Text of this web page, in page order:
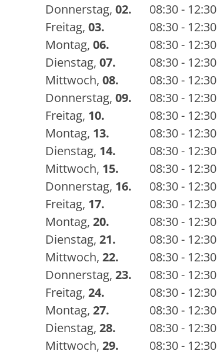
Donnerstag, 02.
08:30 - 12:30
Freitag, 03.
08:30 - 12:30
Montag, 06.
08:30 - 12:30
Dienstag, 07.
08:30 - 12:30
Mittwoch, 08.
08:30 - 12:30
Donnerstag, 09.
08:30 - 12:30
Freitag, 10.
08:30 - 12:30
Montag, 13.
08:30 - 12:30
Dienstag, 14.
08:30 - 12:30
Mittwoch, 15.
08:30 - 12:30
Donnerstag, 16.
08:30 - 12:30
Freitag, 17.
08:30 - 12:30
Montag, 20.
08:30 - 12:30
Dienstag, 21.
08:30 - 12:30
Mittwoch, 22.
08:30 - 12:30
Donnerstag, 23.
08:30 - 12:30
Freitag, 24.
08:30 - 12:30
Montag, 27.
08:30 - 12:30
Dienstag, 28.
08:30 - 12:30
Mittwoch, 29.
08:30 - 12:30